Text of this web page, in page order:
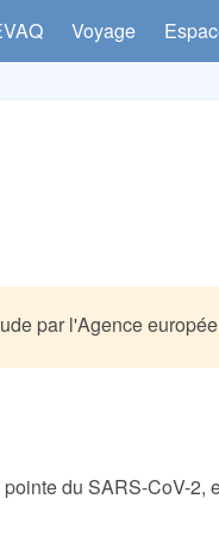
Voyage
par l'Agence
du SARS-CoV-2,